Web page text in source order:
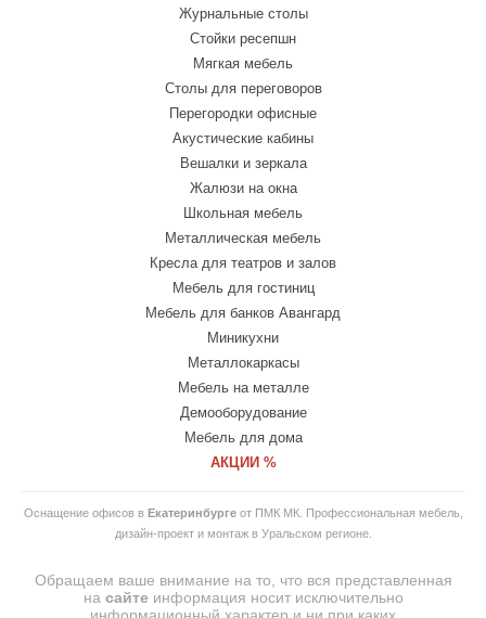
Журнальные столы
Стойки ресепшн
Мягкая мебель
Столы для переговоров
Перегородки офисные
Акустические кабины
Вешалки и зеркала
Жалюзи на окна
Школьная мебель
Металлическая мебель
Кресла для театров и залов
Мебель для гостиниц
Мебель для банков Авангард
Миникухни
Металлокаркасы
Мебель на металле
Демооборудование
Мебель для дома
АКЦИИ %
Оснащение офисов в Екатеринбургеот ПМК МК. Профессиональная мебель,
дизайн-проект и монтаж в Уральском регионе.
Обращаем ваше внимание на то, что вся представленная
на сайте информация носит исключительно
информационный характер и ни при каких